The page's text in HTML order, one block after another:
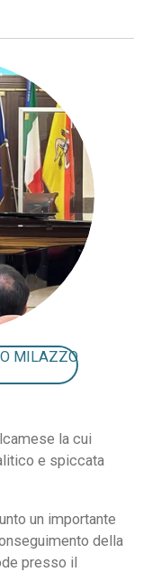
MILAZZO
la cui
e spiccata
un importante
della
presso il